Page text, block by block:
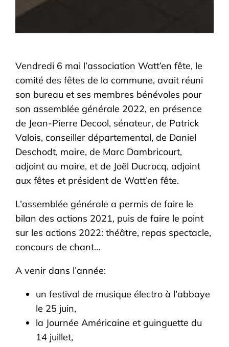
Vendredi 6 mai l’association Watt’en fête, le
comité des fêtes de la commune, avait réuni
son bureau et ses membres bénévoles pour
son assemblée générale 2022, en présence
de Jean-Pierre Decool, sénateur, de Patrick
Valois, conseiller départemental, de Daniel
Deschodt, maire, de Marc Dambricourt,
adjoint au maire, et de Joël Ducrocq, adjoint
aux fêtes et président de Watt’en fête.
L’assemblée générale a permis de faire le
bilan des actions 2021, puis de faire le point
sur les actions 2022: théâtre, repas spectacle,
concours de chant…
A venir dans l’année:
un festival de musique électro à l’abbaye
le 25 juin,
la Journée Américaine et guinguette du
14 juillet,